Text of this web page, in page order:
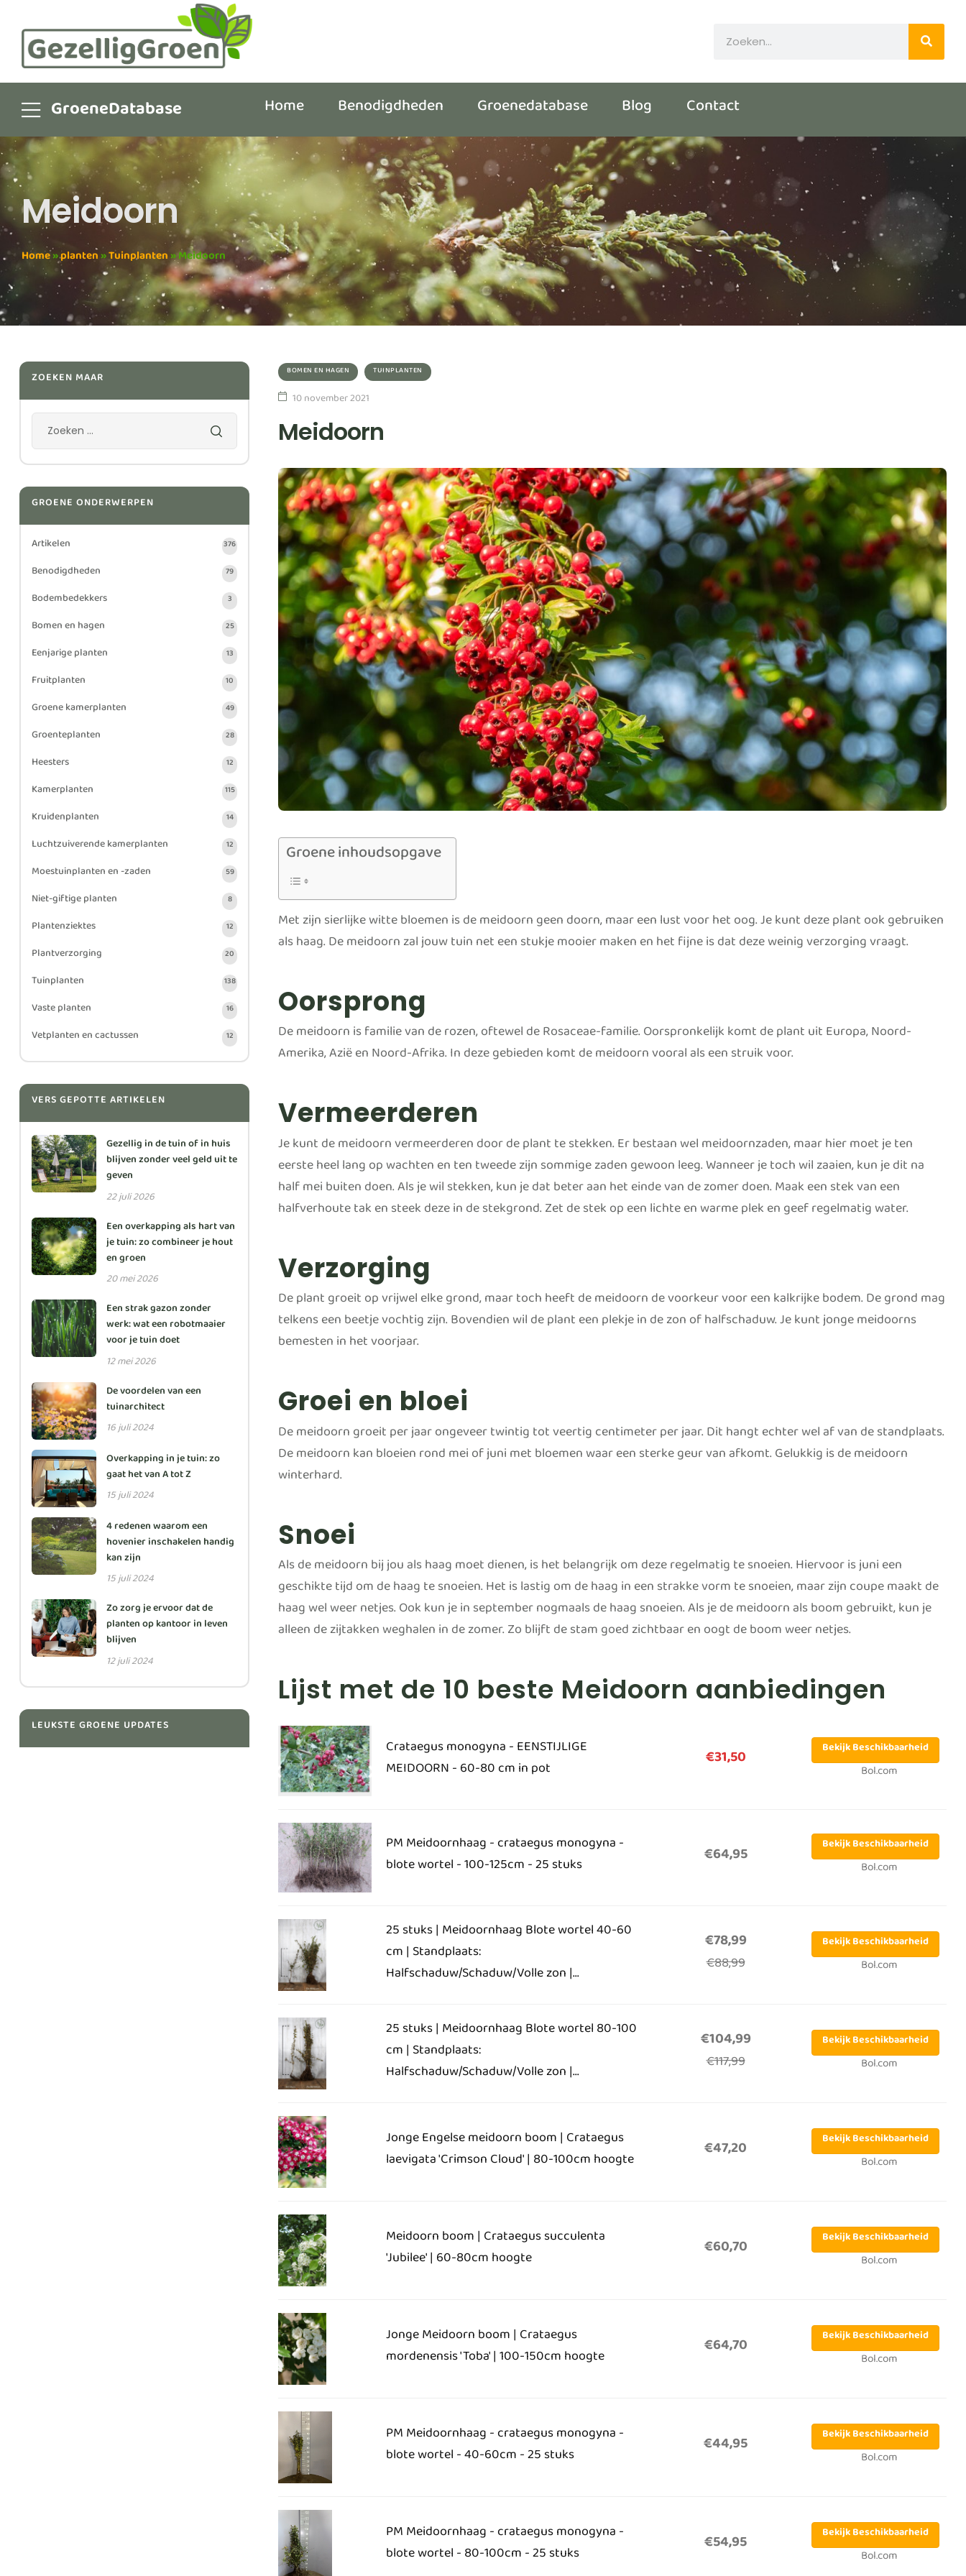
GroeneDatabase Home Benodigdheden Groenedatabase Blog Contact
Meidoorn
Home»planten»Tuinplanten»Meidoorn
BOMEN EN HAGEN TUINPLANTEN
10 november 2021
Meidoorn
Groene inhoudsopgave
Met zijn sierlijke witte bloemen is de meidoorn geen doorn, maar een lust voor het oog. Je kunt deze plant ook gebruiken
als haag. De meidoorn zal jouw tuin net een stukje mooier maken en het fijne is dat deze weinig verzorging vraagt.
Oorsprong
De meidoorn is familie van de rozen, oftewel de Rosaceae-familie. Oorspronkelijk komt de plant uit Europa, Noord-
Amerika, Azië en Noord-Afrika. In deze gebieden komt de meidoorn vooral als een struik voor.
Vermeerderen
Je kunt de meidoorn vermeerderen door de plant te stekken. Er bestaan wel meidoornzaden, maar hier moet je ten
eerste heel lang op wachten en ten tweede zijn sommige zaden gewoon leeg. Wanneer je toch wil zaaien, kun je dit na
half mei buiten doen. Als je wil stekken, kun je dat beter aan het einde van de zomer doen. Maak een stek van een
halfverhoute tak en steek deze in de stekgrond. Zet de stek op een lichte en warme plek en geef regelmatig water.
Verzorging
De plant groeit op vrijwel elke grond, maar toch heeft de meidoorn de voorkeur voor een kalkrijke bodem. De grond mag
telkens een beetje vochtig zijn. Bovendien wil de plant een plekje in de zon of halfschaduw. Je kunt jonge meidoorns
bemesten in het voorjaar.
Groei en bloei
De meidoorn groeit per jaar ongeveer twintig tot veertig centimeter per jaar. Dit hangt echter wel af van de standplaats.
De meidoorn kan bloeien rond mei of juni met bloemen waar een sterke geur van afkomt. Gelukkig is de meidoorn
winterhard.
Snoei
Als de meidoorn bij jou als haag moet dienen, is het belangrijk om deze regelmatig te snoeien. Hiervoor is juni een
geschikte tijd om de haag te snoeien. Het is lastig om de haag in een strakke vorm te snoeien, maar zijn coupe maakt de
haag wel weer netjes. Ook kun je in september nogmaals de haag snoeien. Als je de meidoorn als boom gebruikt, kun je
alleen de zijtakken weghalen in de zomer. Zo blijft de stam goed zichtbaar en oogt de boom weer netjes.
Lijst met de 10 beste Meidoorn aanbiedingen
Crataegus monogyna - EENSTIJLIGE
MEIDOORN - 60-80 cm in pot €31,50 Bekijk Beschikbaarheid
Bol.com
PM Meidoornhaag - crataegus monogyna -
blote wortel - 100-125cm - 25 stuks €64,95 Bekijk Beschikbaarheid
Bol.com
25 stuks | Meidoornhaag Blote wortel 40-60
cm | Standplaats:
Halfschaduw/Schaduw/Volle zon |...
€78,99
€88,99
Bekijk Beschikbaarheid
Bol.com
25 stuks | Meidoornhaag Blote wortel 80-100
cm | Standplaats:
Halfschaduw/Schaduw/Volle zon |...
€104,99
€117,99
Bekijk Beschikbaarheid
Bol.com
Jonge Engelse meidoorn boom | Crataegus
laevigata 'Crimson Cloud' | 80-100cm hoogte €47,20 Bekijk Beschikbaarheid
Bol.com
Meidoorn boom | Crataegus succulenta
'Jubilee' | 60-80cm hoogte €60,70 Bekijk Beschikbaarheid
Bol.com
Jonge Meidoorn boom | Crataegus
mordenensis 'Toba' | 100-150cm hoogte €64,70 Bekijk Beschikbaarheid
Bol.com
PM Meidoornhaag - crataegus monogyna -
blote wortel - 40-60cm - 25 stuks €44,95 Bekijk Beschikbaarheid
Bol.com
PM Meidoornhaag - crataegus monogyna -
blote wortel - 80-100cm - 25 stuks €54,95 Bekijk Beschikbaarheid
Bol.com
ZOEKEN MAAR
GROENE ONDERWERPEN
Artikelen
376
Benodigdheden 79
Bodembedekkers 3
Bomen en hagen 25
Eenjarige planten 13
Fruitplanten 10
Groene kamerplanten 49
Groenteplanten 28
Heesters 12
Kamerplanten 115
Kruidenplanten 14
Luchtzuiverende kamerplanten 12
Moestuinplanten en -zaden 59
Niet-giftige planten 8
Plantenziektes 12
Plantverzorging 20
Tuinplanten 138
Vaste planten 16
Vetplanten en cactussen 12
VERS GEPOTTE ARTIKELEN
Gezellig in de tuin of in huis
blijven zonder veel geld uit te
geven
22 juli 2026
Een overkapping als hart van
je tuin: zo combineer je hout
en groen
20 mei 2026
Een strak gazon zonder
werk: wat een robotmaaier
voor je tuin doet
12 mei 2026
De voordelen van een
tuinarchitect
16 juli 2024
Overkapping in je tuin: zo
gaat het van A tot Z
15 juli 2024
4 redenen waarom een
hovenier inschakelen handig
kan zijn
15 juli 2024
Zo zorg je ervoor dat de
planten op kantoor in leven
blijven
12 juli 2024
LEUKSTE GROENE UPDATES